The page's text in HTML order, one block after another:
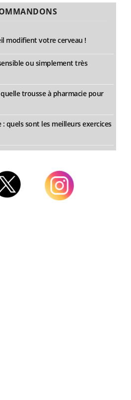
modifient votre cerveau !
ou simplement très
trousse à pharmacie pour
quels sont les meilleurs exercices